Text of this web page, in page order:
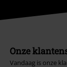
Onze
Vandaag is onze